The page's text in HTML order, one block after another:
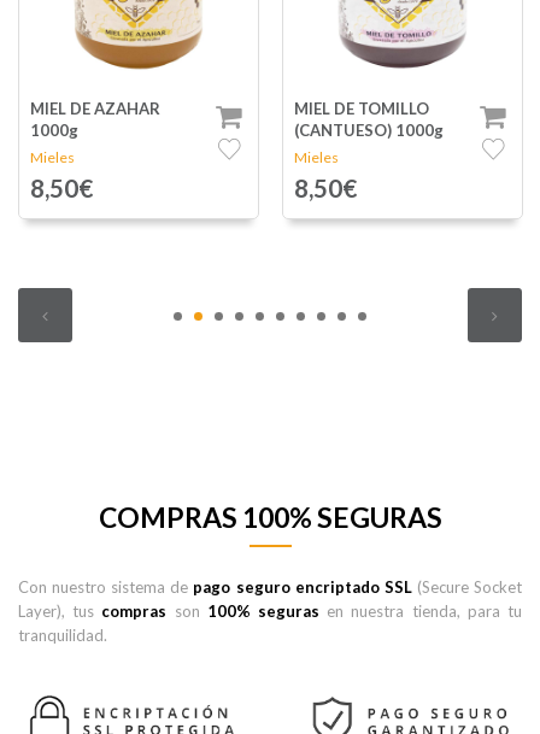
MIEL DE TOMILLO
(CANTUESO) 1000g
Mieles
8,50€
MIEL DE LAVANDA
1000g
Mieles
9,75€
COMPRAS 100% SEGURAS
Con nuestro sistema de pago seguro encriptado SSL(Secure Socket
Layer), tus compras son 100% seguras en nuestra tienda, para tu
tranquilidad.